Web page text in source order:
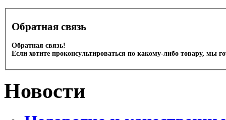
Обратная связь
Обратная связь!
Если хотите проконсультироваться по какому-либо товару, мы
Новости